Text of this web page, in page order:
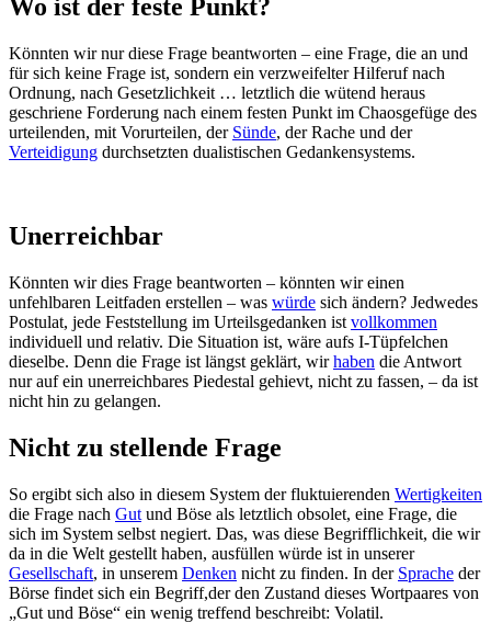
Wo ist der feste Punkt?
Könnten wir nur diese Frage beantworten – eine Frage, die an und
für sich keine Frage ist, sondern ein verzweifelter Hilferuf nach
Ordnung, nach Gesetzlichkeit … letztlich die wütend heraus
geschriene Forderung nach einem festen Punkt im Chaosgefüge des
urteilenden, mit Vorurteilen, der Sünde, der Rache und der
Verteidigung durchsetzten dualistischen Gedankensystems.
Unerreichbar
Könnten wir dies Frage beantworten – könnten wir einen
unfehlbaren Leitfaden erstellen – was würde sich ändern? Jedwedes
Postulat, jede Feststellung im Urteilsgedanken ist vollkommen
individuell und relativ. Die Situation ist, wäre aufs I-Tüpfelchen
dieselbe. Denn die Frage ist längst geklärt, wirhaben die Antwort
nur auf ein unerreichbares Piedestal gehievt, nicht zu fassen, – da ist
nicht hin zu gelangen.
Nicht zu stellende Frage
So ergibt sich also in diesem System der fluktuierenden Wertigkeiten
die Frage nach Gut und Böse als letztlich obsolet, eine Frage, die
sich im System selbst negiert. Das, was diese Begrifflichkeit, die wir
da in die Welt gestellt haben, ausfüllen würde ist in unserer
Gesellschaft, in unserem Denken nicht zu finden. In der Sprache der
Börse findet sich ein Begriff,der den Zustand dieses Wortpaares von
„Gut und Böse“ ein wenig treffend beschreibt: Volatil.